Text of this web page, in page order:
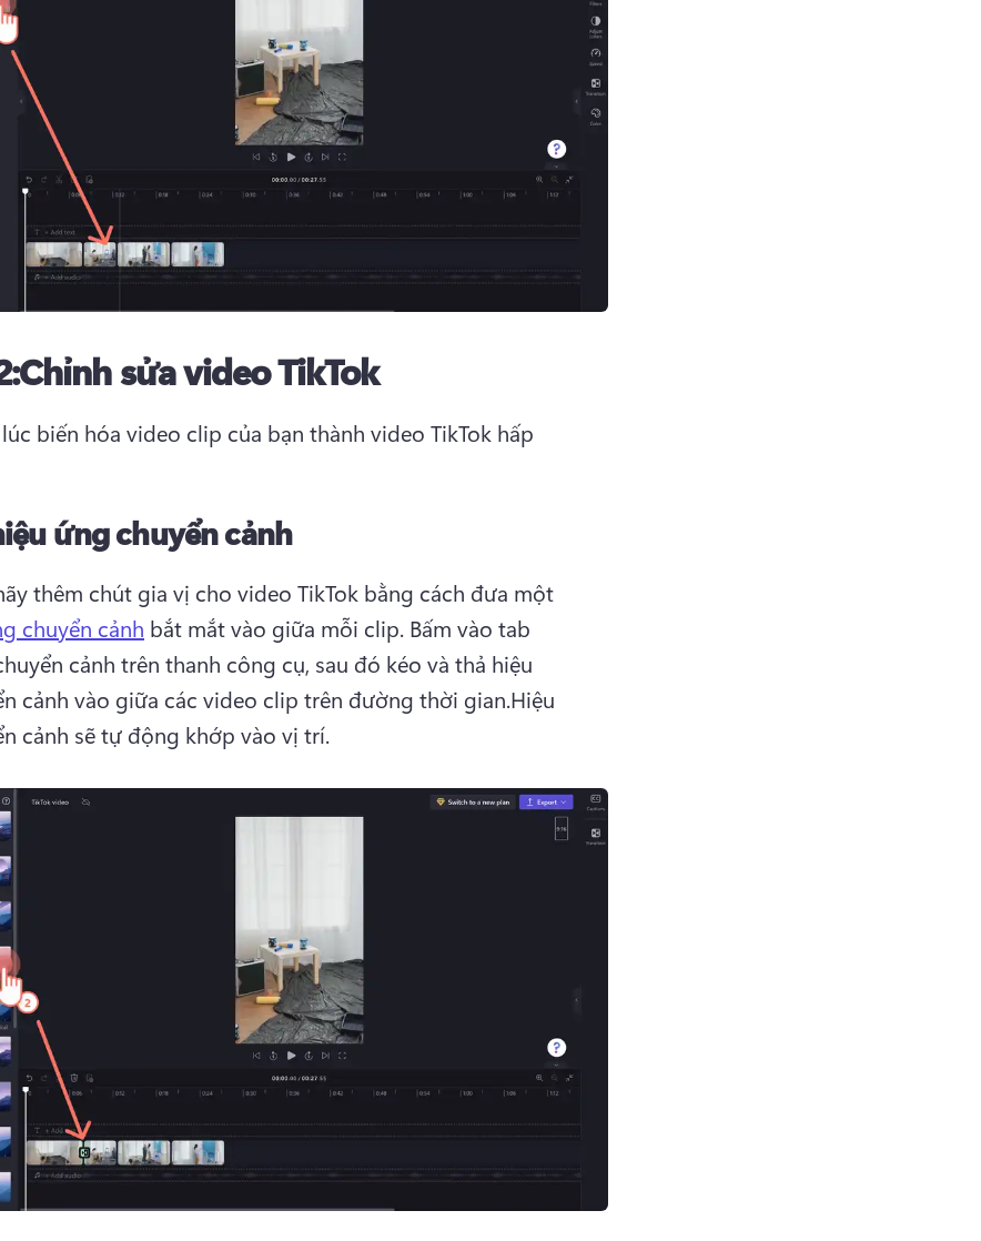
Chỉnh sửa video TikTok
biến hóa video clip của bạn thành video TikTok hấp
ứng chuyển cảnh
thêm chút gia vị cho video TikTok bằng cách đưa một
chuyển cảnh bắt mắt vào giữa mỗi clip. Bấm vào tab
cảnh trên thanh công cụ, sau đó kéo và thả hiệu
cảnh vào giữa các video clip trên đường thời gian.Hiệu
cảnh sẽ tự động khớp vào vị trí.